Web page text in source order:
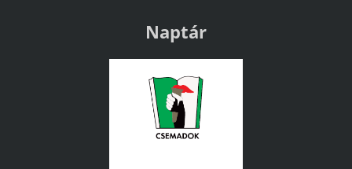
Naptár